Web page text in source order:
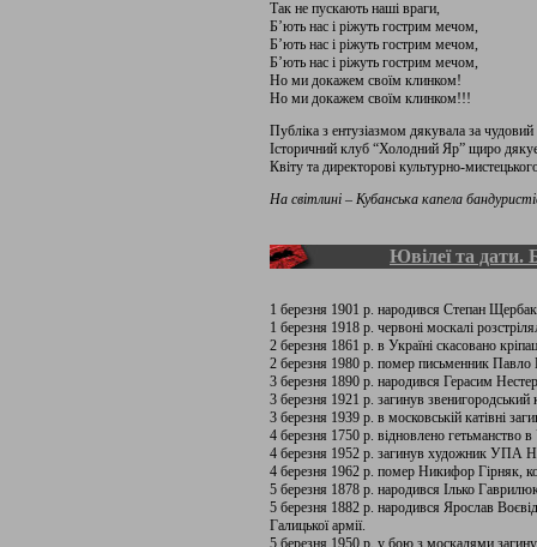
Так не пускають наші враги,
Б’ють нас і ріжуть гострим мечом,
Б’ють нас і ріжуть гострим мечом,
Б’ють нас і ріжуть гострим мечом,
Но ми докажем своїм клинком!
Но ми докажем своїм клинком!!!
Публіка з ентузіазмом дякувала за
Історичний клуб “Холодний Яр” щиро дякує
Квіту та директорові культурно-
На світлині – Кубанська капела
Ювілеї та дати.
1 березня 1901 р. народився Степан
1 березня 1918 р. червоні москалі
2 березня 1861 р. в Україні скасовано
2 березня 1980 р. помер письменник
3 березня 1890 р. народився Герасим
3 березня 1921 р. загинув
3 березня 1939 р. в московській катівні
4 березня 1750 р. відновлено гетьманство в
4 березня 1952 р. загинув художник УПА
4 березня 1962 р. помер Никифор
5 березня 1878 р. народився Ілько
5 березня 1882 р. народився Ярослав
Галицької армії.
5 березня 1950 р. у бою з москалями